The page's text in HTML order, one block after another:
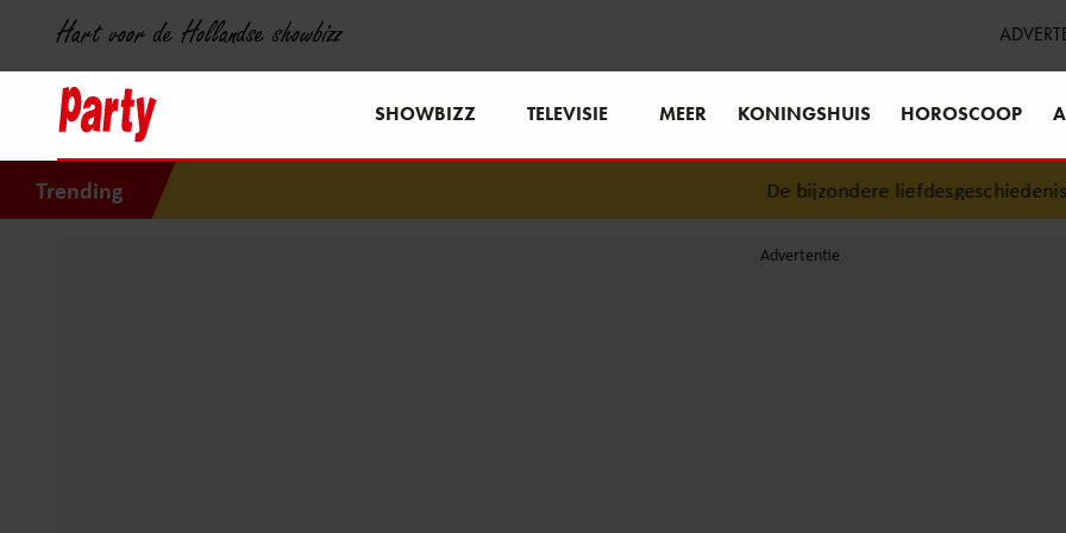
Hart voor de Hollandse showbizz
SHOWBIZZ TELEVISIE MEER KONINGSHUIS HOROSCOOP
Trending De bijzondere liefdesgeschiedenis